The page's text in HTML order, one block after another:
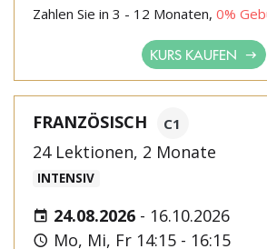
Zahlen Sie in 3 - 12 Monaten, 0%
KURS KAUFEN
FRANZÖSISCH C1
24 Lektionen, 2 Monate
INTENSIV
24.08.2026 - 16.10.2026
Mo, Mi, Fr 14:15 - 16:15